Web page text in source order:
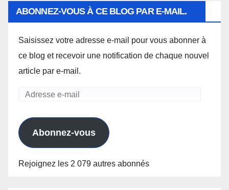
ABONNEZ-VOUS À CE BLOG PAR E-MAIL.
Saisissez votre adresse e-mail pour vous abonner à
ce blog et recevoir une notification de chaque nouvel
article par e-mail.
Adresse
mail
Abonnez-vous
Rejoignez les 2 079 autres abonnés